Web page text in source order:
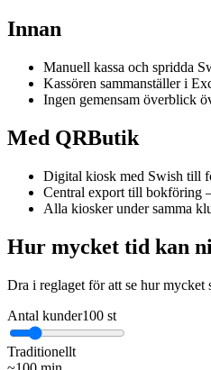
Innan
Manuell kassa och spridda
Kassören sammanställer i
Ingen gemensam överblick
Med QRButik
Digital kiosk med Swish till
Central export till bokföring
Alla kiosker under samma
Hur mycket tid kan
Dra i reglaget för att se hur mycket
Antal kunder100 st
Traditionellt